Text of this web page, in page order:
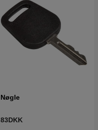
Nøgle
83DKK